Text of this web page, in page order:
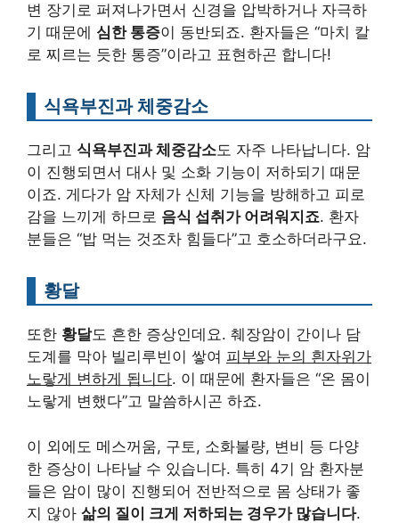
변 장기로 퍼져나가면서 신경을 압박하거나 자극하
기 때문에 심한 통증이 동반되죠. 환자들은 “마치 칼
로 찌르는 듯한 통증”이라고 표현하곤 합니다!
식욕부진과 체중감소
그리고 식욕부진과 체중감소도 자주 나타납니다. 암
이 진행되면서 대사 및 소화 기능이 저하되기 때문
이죠. 게다가 암 자체가 신체 기능을 방해하고 피로
감을 느끼게 하므로 음식 섭취가 어려워지죠. 환자
분들은 “밥 먹는 것조차 힘들다”고 호소하더라구요.
황달
또한 황달도 흔한 증상인데요. 췌장암이 간이나 담
도계를 막아 빌리루빈이 쌓여 피부와 눈의 흰자위가
노랗게 변하게 됩니다. 이 때문에 환자들은 “온 몸이
노랗게 변했다”고 말씀하시곤 하죠.
이 외에도 메스꺼움, 구토, 소화불량, 변비 등 다양
한 증상이 나타날 수 있습니다. 특히 4기 암 환자분
들은 암이 많이 진행되어 전반적으로 몸 상태가 좋
지 않아 삶의 질이 크게 저하되는 경우가 많습니다.